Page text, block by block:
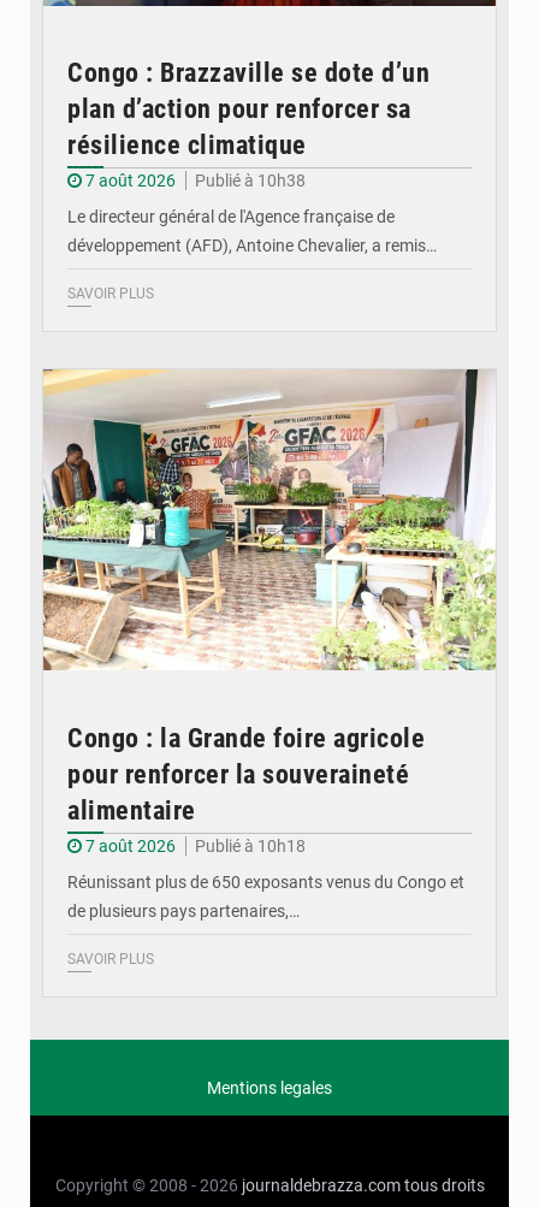
Congo : Brazzaville se dote d’un
plan d’action pour renforcer sa
résilience climatique
7 août 2026
Publié à 10h38
Le directeur général de l'Agence française de
développement (AFD), Antoine Chevalier, a remis…
SAVOIR PLUS
Congo : la Grande foire agricole
pour renforcer la souveraineté
alimentaire
7 août 2026
Publié à 10h18
Réunissant plus de 650 exposants venus du Congo et
de plusieurs pays partenaires,…
SAVOIR PLUS
Mentions legales
Copyright © 2008 - 2026 journaldebrazza.com tous droits